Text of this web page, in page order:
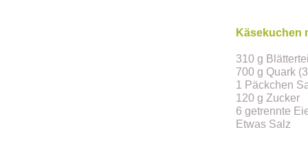
Käsekuchen
310 g
700 g Quark
1 Päckchen
120 g Zucker
6 getrennte
Etwas Salz